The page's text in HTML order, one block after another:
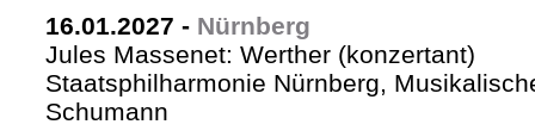
16.01.2027 - Nürnberg
Jules Massenet: Werther (konzertant)
Staatsphilharmonie Nürnberg,
Schumann